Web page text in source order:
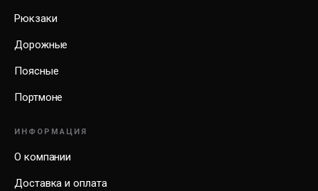
Рюкзаки
Дорожные
Поясные
Портмоне
ИНФОРМАЦИЯ
О компании
Доставка и оплата